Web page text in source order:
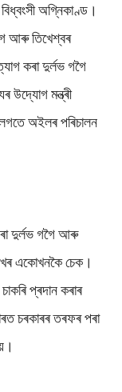
অগ্নিকাণ্ড।
আৰু তিখেশ্বৰ
কৰা দুৰ্লভ গগৈ
উদ্যোগ মন্ত্ৰী
লগতে অইলৰ পৰিচালন
দুৰ্লভ গগৈ আৰু
একোখনকৈ চেক।
প্ৰদান কৰাৰ
চৰকাৰৰ তৰফৰ পৰা